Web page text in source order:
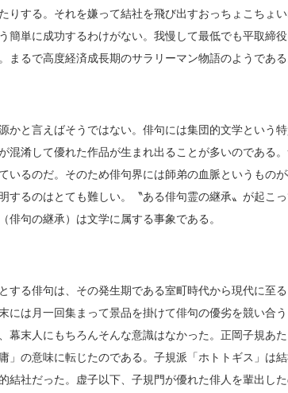
りする。それを嫌って結社を飛び出すおっちょこちょ
簡単に成功するわけがない。我慢して最低でも平取締
まるで高度経済成長期のサラリーマン物語のようである
かと言えばそうではない。俳句には集団的文学という
混淆して優れた作品が生まれ出ることが多いのである
いるのだ。そのため俳句界には師弟の血脈というもの
するのはとても難しい。〝ある俳句霊の継承〟が起こ
俳句の継承）は文学に属する事象である。
する俳句は、その発生期である室町時代から現代に至
には月一回集まって景品を掛けて俳句の優劣を競い合
幕末人にもちろんそんな意識はなかった。正岡子規あ
」の意味に転じたのである。子規派「ホトトギス」は
結社だった。虚子以下、子規門が優れた俳人を輩出し